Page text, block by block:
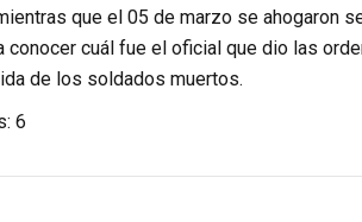
que el 05 de marzo se ahogaron
conocer cuál fue el oficial que dio las
de los soldados muertos.
6